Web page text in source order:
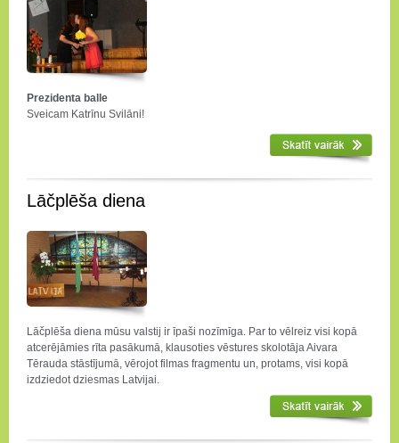
Prezidenta balle
Sveicam Katrīnu Svilāni!
Lāčplēša diena
Lāčplēša diena mūsu valstij ir īpaši nozīmīga. Par to vēlreiz visi kopā
atcerējāmies rīta pasākumā, klausoties vēstures skolotāja Aivara
Tērauda stāstījumā, vērojot filmas fragmentu un, protams, visi kopā
izdziedot dziesmas Latvijai.